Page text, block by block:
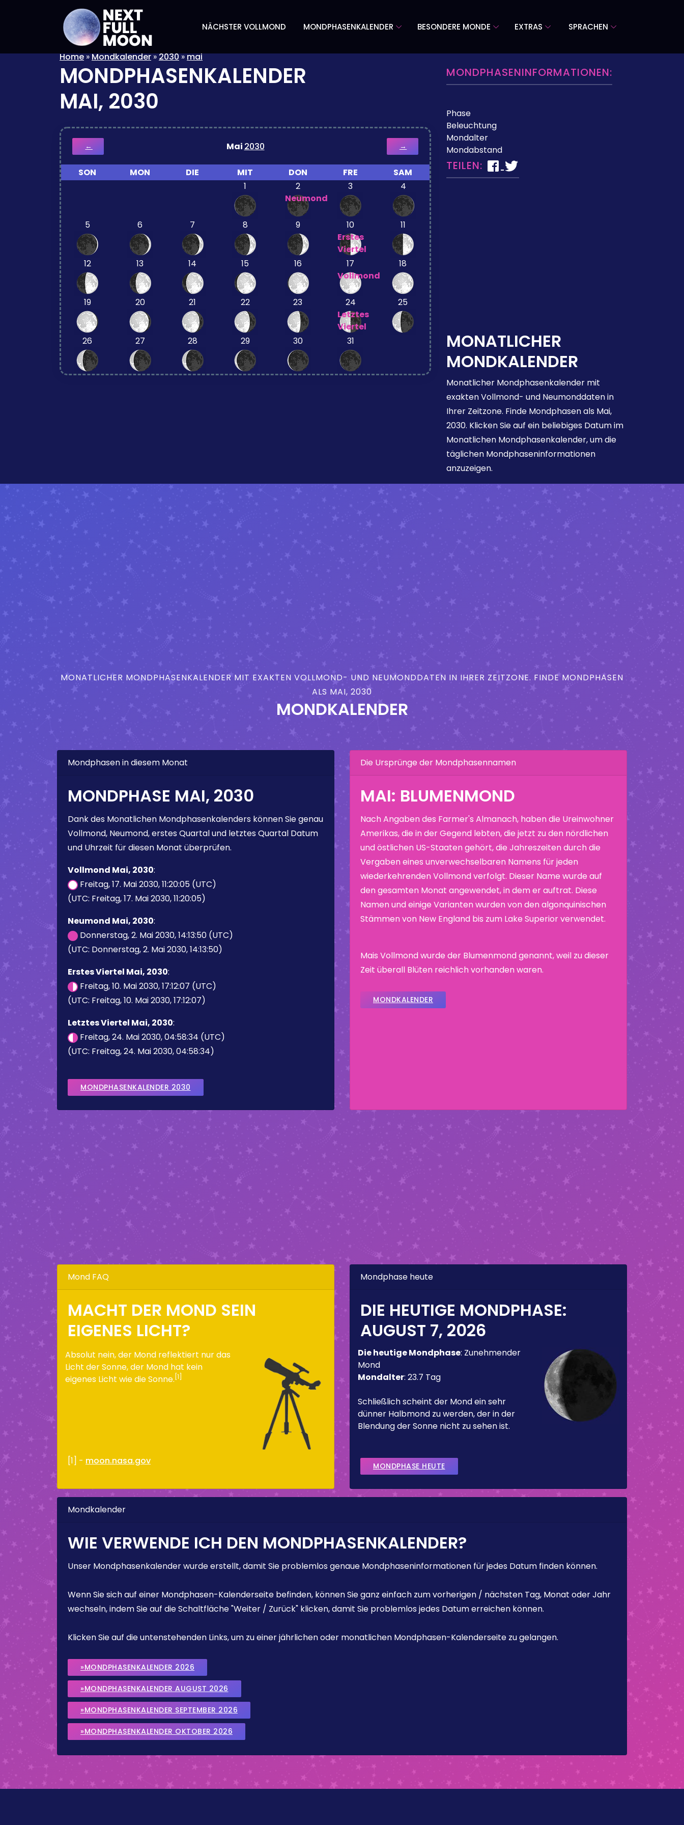
NÄCHSTER VOLLMOND MONDPHASENKALENDER BESONDERE MONDE EXTRAS SPRACHEN
Home»Mondkalender»2030»mai
MONDPHASENKALENDER
MAI, 2030
← Mai 2030 →
SON MON DIE MIT DON FRE
SAM
1
2
Neumond
3 4
5 6 7 8 9
10
Erstes
Viertel
11
12 13 14 15 16
17
Vollmond
18
19 20 21 22 23
24
Letztes
Viertel
25
26 27 28 29 30 31
MONDPHASENINFORMATIONEN:
Phase
Beleuchtung
Mondalter
Mondabstand
TEILEN:
MONATLICHER
MONDKALENDER
Monatlicher Mondphasenkalender mit
exakten Vollmond- und Neumonddaten in
Ihrer Zeitzone. Finde Mondphasen als Mai,
2030. Klicken Sie auf ein beliebiges Datum im
Monatlichen Mondphasenkalender, um die
täglichen Mondphaseninformationen
anzuzeigen.
MONATLICHER MONDPHASENKALENDER MIT EXAKTEN VOLLMOND- UND NEUMONDDATEN IN IHRER ZEITZONE. FINDE MONDPHASEN
ALS MAI, 2030
MONDKALENDER
Mondphasen in diesem Monat
MONDPHASE MAI, 2030
Dank des Monatlichen Mondphasenkalenders können Sie genau
Vollmond, Neumond, erstes Quartal und letztes Quartal Datum
und Uhrzeit für diesen Monat überprüfen.
Vollmond Mai, 2030:
Freitag, 17. Mai 2030, 11:20:05 (UTC)
(UTC: Freitag, 17. Mai 2030, 11:20:05)
Neumond Mai, 2030:
Donnerstag, 2. Mai 2030, 14:13:50 (UTC)
(UTC: Donnerstag, 2. Mai 2030, 14:13:50)
Erstes Viertel Mai, 2030:
Freitag, 10. Mai 2030, 17:12:07 (UTC)
(UTC: Freitag, 10. Mai 2030, 17:12:07)
Letztes Viertel Mai, 2030:
Freitag, 24. Mai 2030, 04:58:34 (UTC)
(UTC: Freitag, 24. Mai 2030, 04:58:34)
MONDPHASENKALENDER 2030
Die Ursprünge der Mondphasennamen
MAI: BLUMENMOND
Nach Angaben des Farmer's Almanach, haben die Ureinwohner
Amerikas, die in der Gegend lebten, die jetzt zu den nördlichen
und östlichen US-Staaten gehört, die Jahreszeiten durch die
Vergaben eines unverwechselbaren Namens für jeden
wiederkehrenden Vollmond verfolgt. Dieser Name wurde auf
den gesamten Monat angewendet, in dem er auftrat. Diese
Namen und einige Varianten wurden von den algonquinischen
Stämmen von New England bis zum Lake Superior verwendet.
Mais Vollmond wurde der Blumenmond genannt, weil zu dieser
Zeit überall Blüten reichlich vorhanden waren.
MONDKALENDER
Mond FAQ
MACHT DER MOND SEIN
EIGENES LICHT?
Absolut nein, der Mond reflektiert nur das
Licht der Sonne, der Mond hat kein
eigenes Licht wie die Sonne. [1]
[1] - moon.nasa.gov
Mondphase heute
DIE HEUTIGE MONDPHASE:
AUGUST 7, 2026
Die heutige Mondphase: Zunehmender
Mond
Mondalter: 23.7 Tag
Schließlich scheint der Mond ein sehr
dünner Halbmond zu werden, der in der
Blendung der Sonne nicht zu sehen ist.
MONDPHASE HEUTE
Mondkalender
WIE VERWENDE ICH DEN MONDPHASENKALENDER?
Unser Mondphasenkalender wurde erstellt, damit Sie problemlos genaue Mondphaseninformationen für jedes Datum finden können.
Wenn Sie sich auf einer Mondphasen-Kalenderseite befinden, können Sie ganz einfach zum vorherigen / nächsten Tag, Monat oder Jahr
wechseln, indem Sie auf die Schaltfläche "Weiter / Zurück" klicken, damit Sie problemlos jedes Datum erreichen können.
Klicken Sie auf die untenstehenden Links, um zu einer jährlichen oder monatlichen Mondphasen-Kalenderseite zu gelangen.
»MONDPHASENKALENDER 2026
»MONDPHASENKALENDER AUGUST 2026
»MONDPHASENKALENDER SEPTEMBER 2026
»MONDPHASENKALENDER OKTOBER 2026